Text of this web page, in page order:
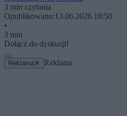
3 min czytania
Opublikowano:13.06.2026 18:50
•
3 min
Dołącz do dyskusji!
Reklama ✕ Reklama